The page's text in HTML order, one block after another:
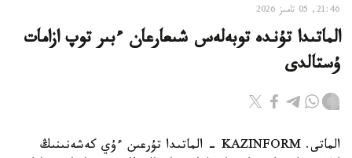
21:46, 05 تامىز 2026
الماتىدا تۇندە توبەلەس شىعارعان ءبىر توپ ازامات
ۇستالدى
الماتى. KAZINFORM - الماتىدا تۇرعىن ءۇي كەشەنىنىڭ